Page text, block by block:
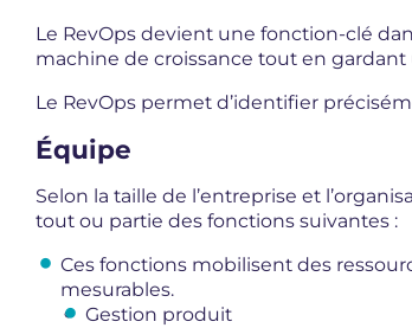
Le RevOps devient une fonction-clé
machine de croissance tout en
Le RevOps permet d’identifier
Équipe
Selon la taille de l’entreprise et
tout ou partie des fonctions suivantes :
Ces fonctions mobilisent des
mesurables.
Gestion produit